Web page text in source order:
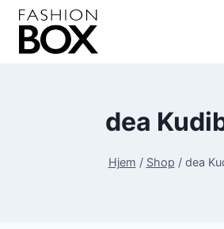
Fortsæt
indhold
dea
Hjem / Shop / dea